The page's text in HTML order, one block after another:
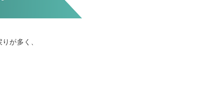
が多く、